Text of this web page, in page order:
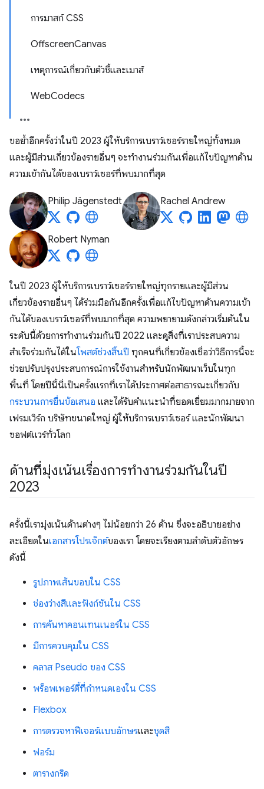
การมาสก์ CSS
OffscreenCanvas
เหตุการณ์เกี่ยวกับตัวชี้และเมาส์
WebCodecs
ขอย้ำอีกครั้งว่าในปี 2023 ผู้ให้บริการเบราว์เซอร์รายใหญ่ทั้งหมด
และผู้มีส่วนเกี่ยวข้องรายอื่นๆ จะทำงานร่วมกันเพื่อแก้ไขปัญหาด้าน
ความเข้ากันได้ของเบราว์เซอร์ที่พบมากที่สุด
Philip Jägenstedt Rachel Andrew
Robert Nyman
ในปี 2023 ผู้ให้บริการเบราว์เซอร์รายใหญ่ทุกรายและผู้มีส่วน
เกี่ยวข้องรายอื่นๆ ได้ร่วมมือกันอีกครั้งเพื่อแก้ไขปัญหาด้านความเข้า
กันได้ของเบราว์เซอร์ที่พบมากที่สุด ความพยายามดังกล่าวเริ่มต้นใน
ระดับนี้ด้วยการทำงานร่วมกันปี 2022 และดูสิ่งที่เราประสบความ
สำเร็จร่วมกันได้ในโพสต์ช่วงสิ้นปี ทุกคนที่เกี่ยวข้องเชื่อว่าวิธีการนี้จะ
ช่วยปรับปรุงประสบการณ์การใช้งานสำหรับนักพัฒนาเว็บในทุก
พื้นที่ โดยปีนี้นี่เป็นครั้งแรกที่เราได้ประกาศต่อสาธารณะเกี่ยวกับ
กระบวนการยื่นข้อเสนอ และได้รับคำแนะนำที่ยอดเยี่ยมมากมายจาก
เฟรมเวิร์ก บริษัทขนาดใหญ่ ผู้ให้บริการเบราว์เซอร์ และนักพัฒนา
ซอฟต์แวร์ทั่วโลก
ด้านที่มุ่งเน้นเรื่องการทำงานร่วมกันในปี
2023
ครั้งนี้เรามุ่งเน้นด้านต่างๆ ไม่น้อยกว่า 26 ด้าน ซึ่งจะอธิบายอย่าง
ละเอียดในเอกสารโปรเจ็กต์ของเรา โดยจะเรียงตามลำดับตัวอักษร
ดังนี้
รูปภาพเส้นขอบใน CSS
ช่องว่างสีและฟังก์ชันใน CSS
การค้นหาคอนเทนเนอร์ใน CSS
มีการควบคุมใน CSS
คลาส Pseudo ของ CSS
พร็อพเพอร์ตี้ที่กำหนดเองใน CSS
Flexbox
การตรวจหาฟีเจอร์แบบอักษรและชุดสี
ฟอร์ม
ตารางกริด